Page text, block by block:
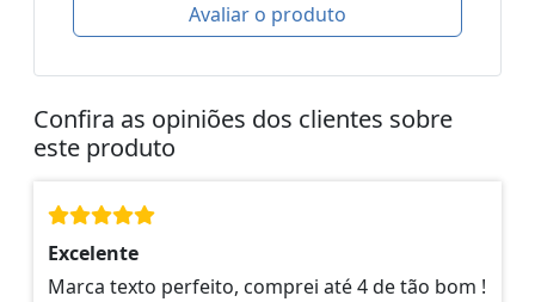
Avaliar o produto
Confira as opiniões dos clientes sobre
este produto
Excelente
Marca texto perfeito, comprei até 4 de tão bom !